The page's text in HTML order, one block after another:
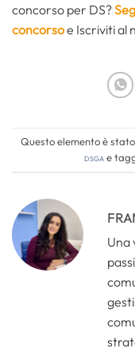
concorso per DS?
concorsoe Iscriviti al
Questo elemento è
DSGAe
Una